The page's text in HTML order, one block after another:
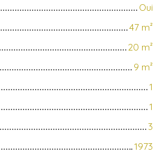
Oui
47 m²
20 m²
9 m²
1
1
3
1973